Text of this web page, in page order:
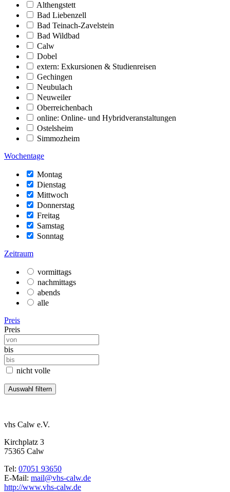
Althengstett
Bad Liebenzell
Bad Teinach-Zavelstein
Bad Wildbad
Calw
Dobel
extern: Exkursionen & Studienreisen
Gechingen
Neubulach
Neuweiler
Oberreichenbach
online: Online- und Hybridveranstaltungen
Ostelsheim
Simmozheim
Wochentage
Montag
Dienstag
Mittwoch
Donnerstag
Freitag
Samstag
Sonntag
Zeitraum
vormittags
nachmittags
abends
alle
Preis
Preis
bis
nicht volle
vhs Calw e.V.
Kirchplatz 3
75365 Calw
Tel: 07051 93650
E-Mail: mail@vhs-calw.de
http://www.vhs-calw.de